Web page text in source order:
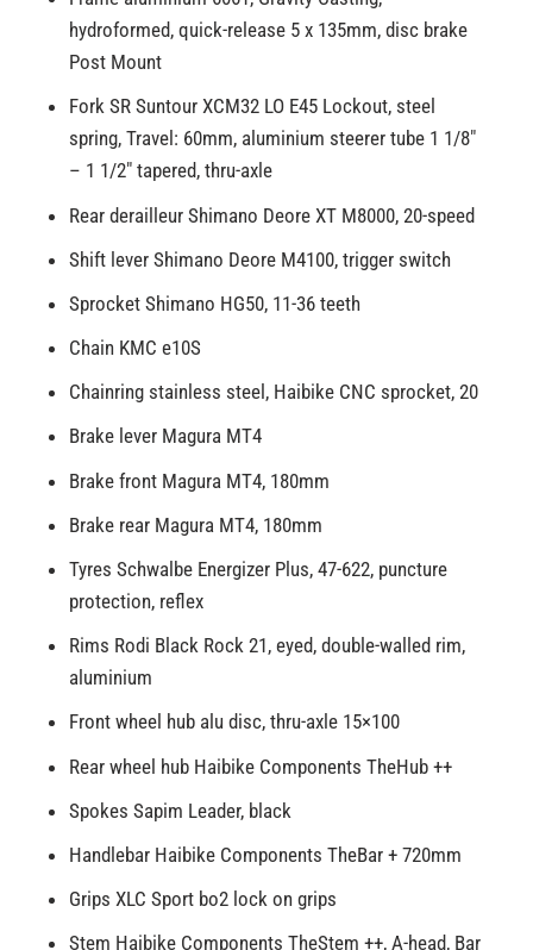
hydroformed, quick-release 5 x 135mm, disc brake
Post Mount
Fork SR Suntour XCM32 LO E45 Lockout, steel
spring, Travel: 60mm, aluminium steerer tube 1 1/8″
– 1 1/2″ tapered, thru-axle
Rear derailleur Shimano Deore XT M8000, 20-speed
Shift lever Shimano Deore M4100, trigger switch
Sprocket Shimano HG50, 11-36 teeth
Chain KMC e10S
Chainring stainless steel, Haibike CNC sprocket, 20
Brake lever Magura MT4
Brake front Magura MT4, 180mm
Brake rear Magura MT4, 180mm
Tyres Schwalbe Energizer Plus, 47-622, puncture
protection, reflex
Rims Rodi Black Rock 21, eyed, double-walled rim,
aluminium
Front wheel hub alu disc, thru-axle 15×100
Rear wheel hub Haibike Components TheHub ++
Spokes Sapim Leader, black
Handlebar Haibike Components TheBar + 720mm
Grips XLC Sport bo2 lock on grips
Stem Haibike Components TheStem ++, A-head, Bar